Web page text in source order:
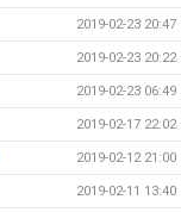
2019-02-23 20:47
2019-02-23 20:22
2019-02-23 06:49
2019-02-17 22:02
2019-02-12 21:00
2019-02-11 13:40